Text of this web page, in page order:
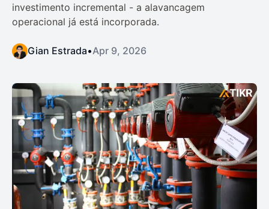
investimento incremental - a alavancagem
operacional já está incorporada.
Gian Estrada•Apr 9, 2026